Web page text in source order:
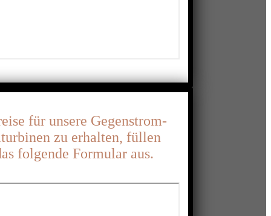
für unsere Gegenstrom-
zu erhalten, füllen
folgende Formular aus.